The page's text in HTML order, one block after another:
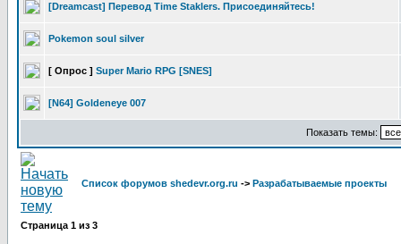
[Dreamcast] Перевод Time Staklers. Присоединяйтесь!
Pokemon soul silver
[ Опрос ] Super Mario RPG [SNES]
[N64] Goldeneye 007
Показать темы:
Список форумов shedevr.org.ru -> Разрабатываемые проекты
Страница 1 из 3